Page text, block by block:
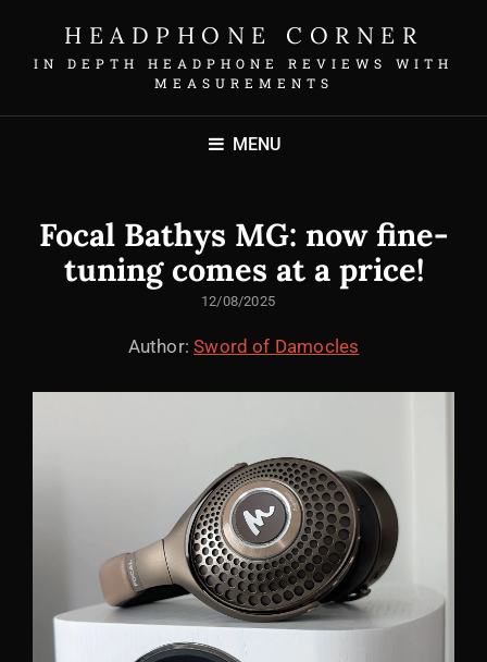
HEADPHONE CORNER
IN DEPTH HEADPHONE REVIEWS WITH
MEASUREMENTS
MENU
Focal Bathys MG: now fine-
tuning comes at a price!
POSTED
12/08/2025
Author:Sword of Damocles